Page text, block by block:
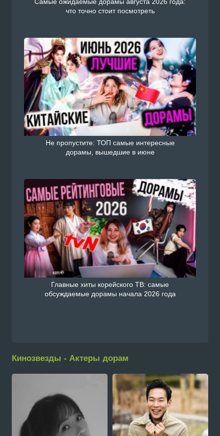
что точно стоит посмотреть
Не пропустите: ТОП самые интересные
дорамы, вышедшие в июне
Главные хиты корейского ТВ: самые
обсуждаемые дорамы начала 2026 года
Кинозвезды - Актеры дорам